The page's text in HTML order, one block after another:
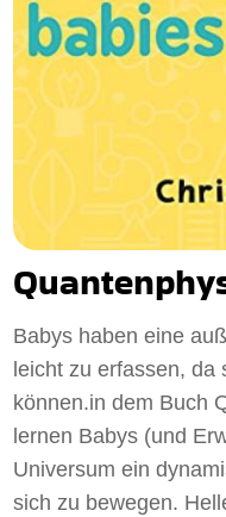
Babys haben eine
leicht zu erfassen, da
können.in dem Buch
lernen Babys (und
Universum ein
sich zu bewegen.